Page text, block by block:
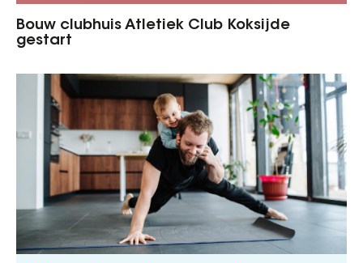
Bouw clubhuis Atletiek Club Koksijde
gestart